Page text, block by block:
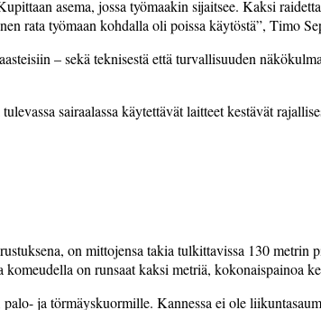
asema, jossa työmaakin sijaitsee. Kaksi
rata työmaan kohdalla oli poissa käytöstä”, Timo
– sekä teknisestä että turvallisuuden
sairaalassa käytettävät laitteet kestävät
on mittojensa takia tulkittavissa 130
on runsaat kaksi metriä, kokonaispainoa
ja törmäyskuormille. Kannessa ei ole